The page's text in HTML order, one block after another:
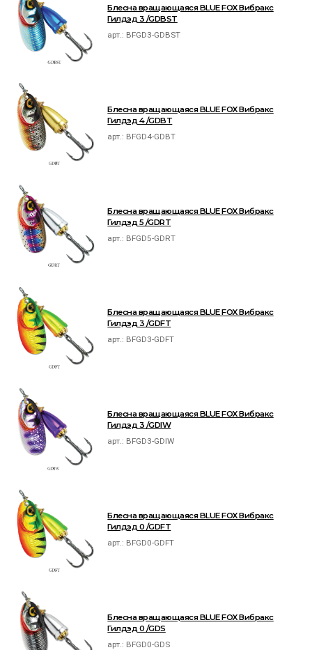
Блесна вращающаяся BLUE FOX Вибракс
Гилдэд 3 /GDBST
арт.: BFGD3-GDBST
Блесна вращающаяся BLUE FOX Вибракс
Гилдэд 4 /GDBT
арт.: BFGD4-GDBT
Блесна вращающаяся BLUE FOX Вибракс
Гилдэд 5 /GDRT
арт.: BFGD5-GDRT
Блесна вращающаяся BLUE FOX Вибракс
Гилдэд 3 /GDFT
арт.: BFGD3-GDFT
Блесна вращающаяся BLUE FOX Вибракс
Гилдэд 3 /GDIW
арт.: BFGD3-GDIW
Блесна вращающаяся BLUE FOX Вибракс
Гилдэд 0 /GDFT
арт.: BFGD0-GDFT
Блесна вращающаяся BLUE FOX Вибракс
Гилдэд 0 /GDS
арт.: BFGD0-GDS